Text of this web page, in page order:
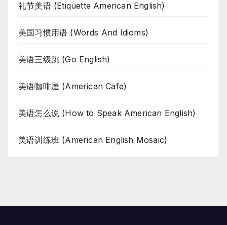
礼节美语 (Etiquette American English)
美国习惯用语 (Words And Idioms)
美语三级跳 (Go English)
美语咖啡屋 (American Cafe)
美语怎么说 (How to Speak American English)
美语训练班 (American English Mosaic)